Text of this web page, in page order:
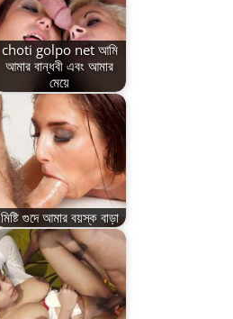
choti golpo net আমি
আমার বান্ধবী এবং আমার
মেয়ে
মিষ্টি গুদে আমার বয়স্ক বাড়া